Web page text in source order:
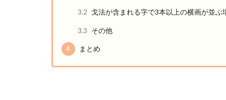
3.2 戈法が含まれる字で3本以上の横画が並ぶ
3.3 その他
4 まとめ